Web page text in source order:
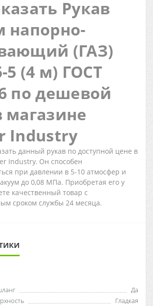
Рукав
напорно-
(ГАЗ)
5 (4 м) ГОСТ
по дешевой
магазине
Industry
данный рукав по доступной цене в
Industry. Он способен
при давлении в 5-10 атмосфер и
до 0,08 МПа. Приобретая его у
качественный товар с
сроком службы 24 месяца.
Да
Гладкая